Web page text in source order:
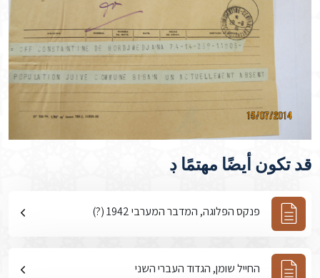
قد تكون أيضًا مهتمًا ڊ
פנקס הפלוגה, המדבר המערבי 1942 (?)
החייל שומן, הגדוד העברי השני